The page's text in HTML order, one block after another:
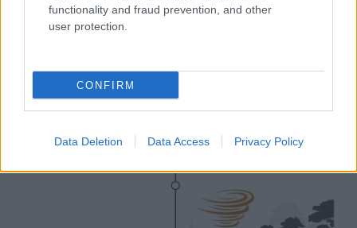
functionality and fraud prevention, and other
user protection.
CONFIRM
Data Deletion Data Access Privacy Policy